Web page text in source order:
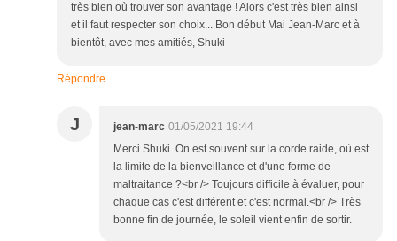
très bien où trouver son avantage ! Alors c'est très bien ainsi
et il faut respecter son choix... Bon début Mai Jean-Marc et à
bientôt, avec mes amitiés, Shuki
Répondre
J jean-marc 01/05/2021 19:44
Merci Shuki. On est souvent sur la corde raide, où est
la limite de la bienveillance et d'une forme de
maltraitance ?<br /> Toujours difficile à évaluer, pour
chaque cas c'est différent et c'est normal.<br /> Très
bonne fin de journée, le soleil vient enfin de sortir.